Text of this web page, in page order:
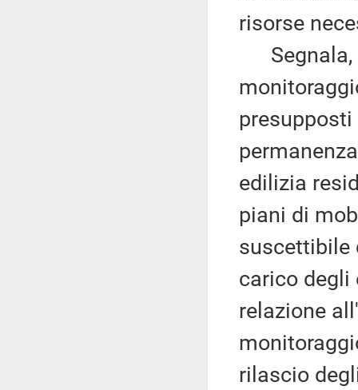
risorse
Segnala,
edilizia
piani di
suscettibile
carico degli
relazione
rilascio